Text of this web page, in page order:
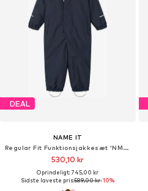
DEAL
NAME IT
Regular Fit Funktionsjakkesæt 'NMNSnow10'
530,10 kr
Oprindeligt: 745,00 kr
Sidste laveste pris:589,00 kr-10%